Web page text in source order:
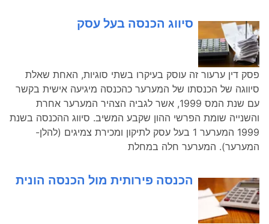
סיווג הכנסה בעל עסק
פסק דין ערעור זה עוסק בעיקרו בשתי סוגיות, האחת שאלת
סיווגה של הכנסתו של המערער כהכנסה מיגיעה אישית בקשר
עם שנת המס 1999, אשר לגביה הצהיר המערער אחרת
והשנייה שומת הפרשי ההון שקבע המשיב. סיווג ההכנסה בשנת
1999 המערער 1 בעל עסק לתיקון ומכירת צמיגים (להלן-
המערער). המערער חלה במחלת
הכנסה פירותית מול הכנסה הונית